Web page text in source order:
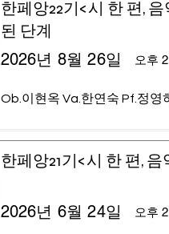
한페앙22기<시 한 편,
된 단계
오후
2026년 8월 26일
Ob.이현옥 Va.한연숙 Pf.정영
한페앙21기<시 한 편,
오후
2026년 6월 24일